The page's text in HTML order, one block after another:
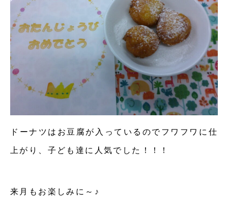
ドーナツはお豆腐が入っているのでフワフワに仕
上がり、子ども達に人気でした！！！
来月もお楽しみに～♪